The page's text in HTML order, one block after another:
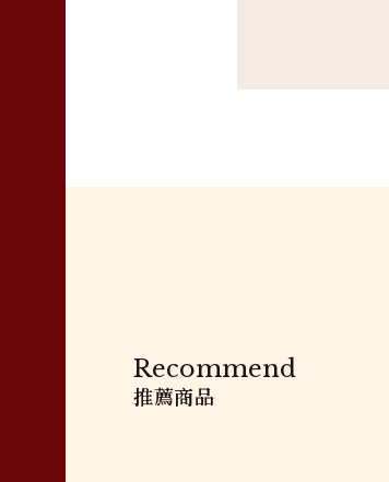
Recommend
推薦商品